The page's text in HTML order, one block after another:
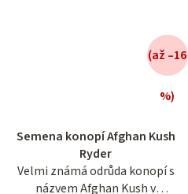
Semena konopí Afghan Kush
Ryder
Velmi známá odrůda konopí s
názvem Afghan Kush v
(až –16
%)
produktu
je
2,9